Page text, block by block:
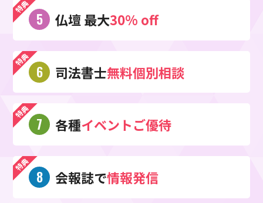
ます。
お問い合わせ
プライバシーポリシーに関するお問い合わせはこちらまで
お願いいたします。お客様ご本人のお問い合わせに限り、合
理的な範囲で対応いたします。
も会員特別割引を受けることができます。
また、当社主催のイベントにおいて会員優遇を受けることが
できます。
第８条 (退会)
本会の会員は、申し出によりいつでも本会を退会できます。
入会金のご返金はいたしかねます。あらかじめご了承くださ
第９条 (住所・氏名の変更)
本会会員の住所、氏名等に変更が生じた場合は、速やかにご
第１０条 (クーリングオフの規定について)
入会者は本書を受領した日を含む8日間は、第12条に規定す
る「お問い合わせ」宛書面（葉書、封筒）にて通知すること
により、この入会申込みの撤回を行う事ができ、その効力は
仏壇 最大30% off
司法書士無料個別相談
各種イベントご優待
会報誌で情報発信